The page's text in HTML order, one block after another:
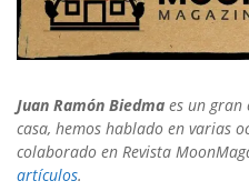
Juan Ramón Biedma es un gran
casa, hemos hablado en varias
colaborado en Revista
artículos.